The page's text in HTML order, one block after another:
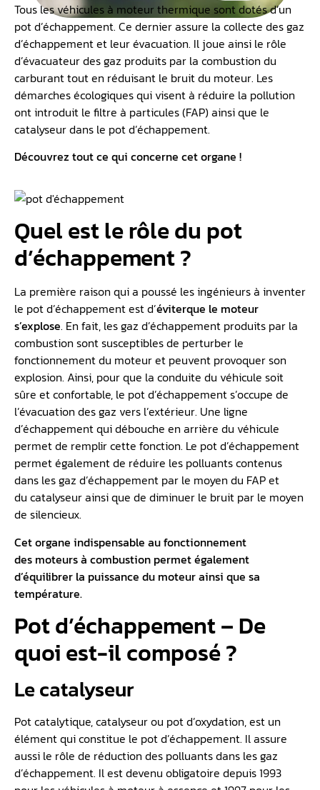
Tous les véhicules à moteur thermique sont dotés d’un
pot d’échappement. Ce dernier assure la collecte des gaz
d’échappement et leur évacuation. Il joue ainsi le rôle
d’évacuateur des gaz produits par la combustion du
carburant tout en réduisant le bruit du moteur. Les
démarches écologiques qui visent à réduire la pollution
ont introduit le filtre à particules (FAP) ainsi que le
catalyseur dans le pot d’échappement.
Découvrez tout ce qui concerne cet organe !
Quel est le rôle du pot
d’échappement ?
La première raison qui a poussé les ingénieurs à inventer
le pot d’échappement est d’éviterque le moteur
s’explose. En fait, les gaz d’échappement produits par la
combustion sont susceptibles de perturber le
fonctionnement du moteur et peuvent provoquer son
explosion. Ainsi, pour que la conduite du véhicule soit
sûre et confortable, le pot d’échappement s’occupe de
l’évacuation des gaz vers l’extérieur. Une ligne
d’échappement qui débouche en arrière du véhicule
permet de remplir cette fonction. Le pot d’échappement
permet également de réduire les polluants contenus
dans les gaz d’échappement par le moyen du FAP et
du catalyseur ainsi que de diminuer le bruit par le moyen
de silencieux.
Cet organe indispensable au fonctionnement
des moteurs à combustion permet également
d’équilibrer la puissance du moteur ainsi que sa
température.
Pot d’échappement – De
quoi est-il composé ?
Le catalyseur
Pot catalytique, catalyseur ou pot d’oxydation, est un
élément qui constitue le pot d’échappement. Il assure
aussi le rôle de réduction des polluants dans les gaz
d’échappement. Il est devenu obligatoire depuis 1993